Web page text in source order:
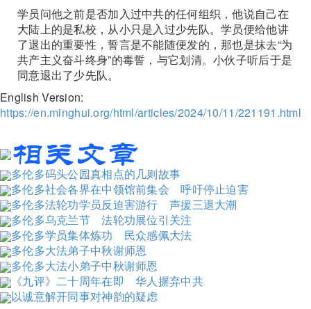
学员问他之前是否加入过中共的任何组织，他说自己在
大陆上的是私校，从小只是入过少先队。学员便给他讲
了退出的重要性，誓言是不能随便发的，那也是抹去“为
共产主义奋斗终身”的毒誓，与它划清。小伙子听后于是
同意退出了少先队。
English Version:
https://en.minghui.org/html/articles/2024/10/11/221191.html
多伦多码头公园真相点的几则故事
多伦多社会各界在中领馆前集会 呼吁停止迫害
多伦多法轮功学员反迫害游行 声援三退大潮
多伦多乌克兰节 法轮功展位引关注
多伦多学员集体炼功 民众感佩大法
多伦多大法弟子中秋谢师恩
多伦多大法小弟子中秋谢师恩
《九评》二十周年在即 华人摒弃中共
以诚意解开同事对神韵的疑虑